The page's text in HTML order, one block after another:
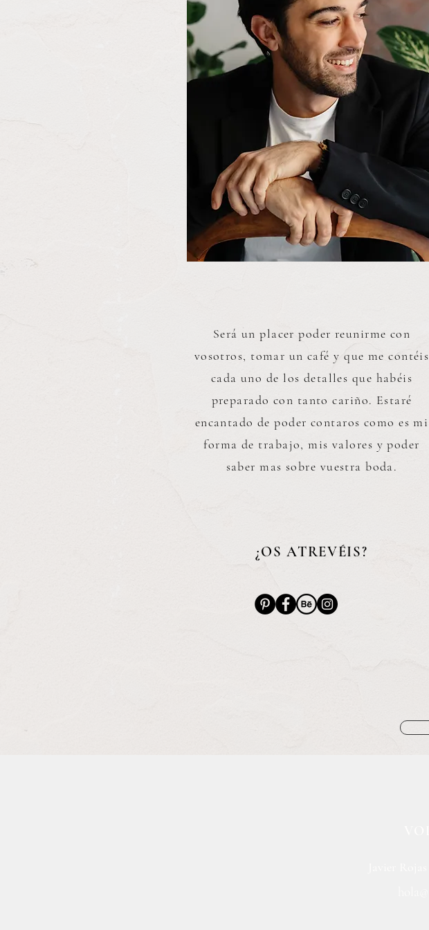
Será un placer poder reunirme con
vosotros, tomar un café y que me contéis
cada uno de los detalles que habéis
preparado con tanto cariño. Estaré
encantado de poder contaros como es mi
forma de trabajo, mis valores y poder
saber mas sobre vuestra boda.
¿OS ATREVÉIS?